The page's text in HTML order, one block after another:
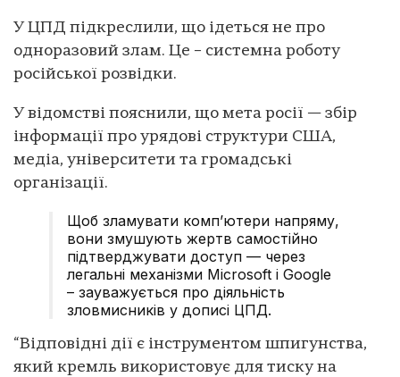
У ЦПД підкреслили, що ідеться не про
одноразовий злам. Це – системна роботу
російської розвідки.
У відомстві пояснили, що мета росії — збір
інформації про урядові структури США,
медіа, університети та громадські
організації.
Щоб зламувати комп’ютери напряму,
вони змушують жертв самостійно
підтверджувати доступ — через
легальні механізми Microsoft і Google
– зауважується про діяльність
зловмисників у дописі ЦПД.
“Відповідні дії є інструментом шпигунства,
який кремль використовує для тиску на